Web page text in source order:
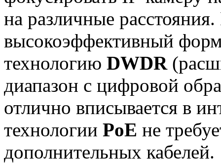
на различные
высокоэффективный
технологию DWDR
диапазон с цифровой
отлично вписывается в
технологии PoE не
дополнительных кабелей.